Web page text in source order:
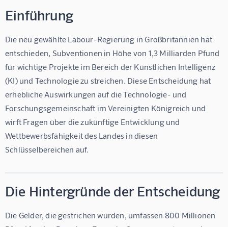
Einführung
Die neu gewählte Labour-Regierung in Großbritannien hat
entschieden, Subventionen in Höhe von 1,3 Milliarden Pfund
für wichtige Projekte im Bereich der Künstlichen Intelligenz
(KI) und Technologie zu streichen. Diese Entscheidung hat
erhebliche Auswirkungen auf die Technologie- und
Forschungsgemeinschaft im Vereinigten Königreich und
wirft Fragen über die zukünftige Entwicklung und
Wettbewerbsfähigkeit des Landes in diesen
Schlüsselbereichen auf.
Die Hintergründe der Entscheidung
Die Gelder, die gestrichen wurden, umfassen 800 Millionen